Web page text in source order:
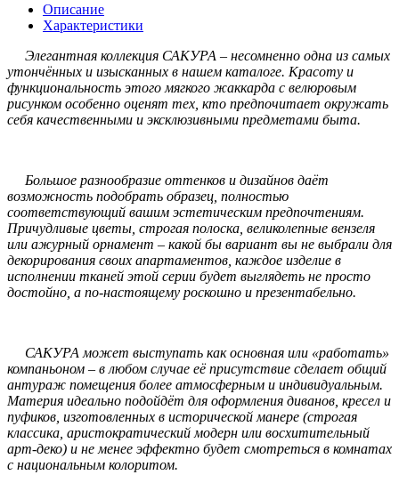
Описание
Характеристики
Элегантная коллекция САКУРА – несомненно одна из самых
утончённых и изысканных в нашем каталоге. Красоту и
функциональность этого мягкого жаккарда с велюровым
рисунком особенно оценят тех, кто предпочитает окружать
себя качественными и эксклюзивными предметами быта.
Большое разнообразие оттенков и дизайнов даёт
возможность подобрать образец, полностью
соответствующий вашим эстетическим предпочтениям.
Причудливые цветы, строгая полоска, великолепные вензеля
или ажурный орнамент – какой бы вариант вы не выбрали для
декорирования своих апартаментов, каждое изделие в
исполнении тканей этой серии будет выглядеть не просто
достойно, а по-настоящему роскошно и презентабельно.
САКУРА может выступать как основная или «работать»
компаньоном – в любом случае её присутствие сделает общий
антураж помещения более атмосферным и индивидуальным.
Материя идеально подойдёт для оформления диванов, кресел и
пуфиков, изготовленных в исторической манере (строгая
классика, аристократический модерн или восхитительный
арт-деко) и не менее эффектно будет смотреться в комнатах
с национальным колоритом.